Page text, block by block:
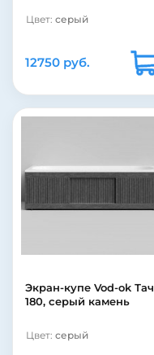
Цвет: серый
12750 руб.
Экран-купе Vod-ok Тач
180, серый камень
Цвет: серый